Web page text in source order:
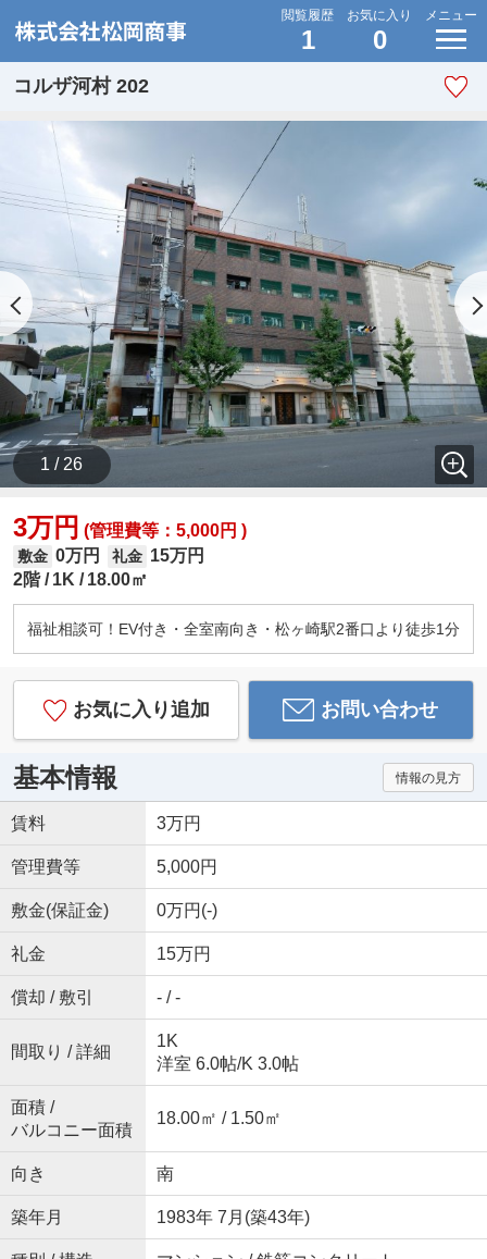
閲覧履歴
1
お気に入り
0
メニュー
コルザ河村 202
1 / 26
3万円 (管理費等：5,000円 )
敷金 0万円 礼金 15万円
2階
1K 18.00㎡
福祉相談可！EV付き・全室南向き・松ヶ崎駅2番口より徒歩1分
お気に入り追加 お問い合わせ
基本情報 情報の見方
賃料 3万円
管理費等 5,000円
敷金(保証金) 0万円(-)
礼金 15万円
償却 / 敷引 - / -
間取り / 詳細
1K
洋室 6.0帖/K 3.0帖
面積 /
バルコニー面積
18.00㎡ / 1.50㎡
向き 南
築年月 1983年 7月(築43年)